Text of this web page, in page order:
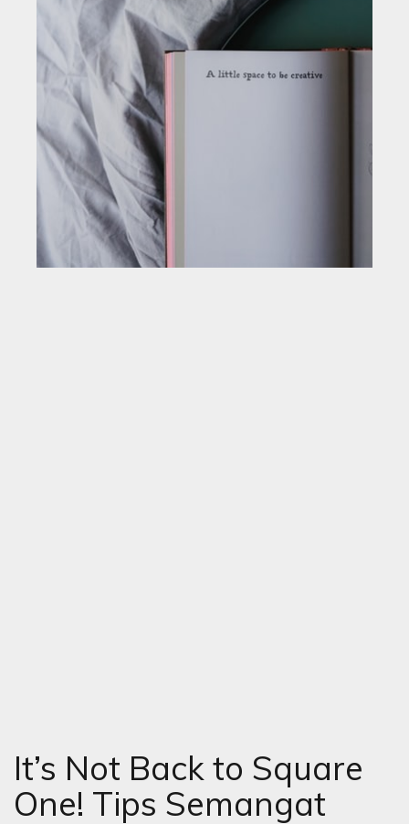
It’s Not Back to Square
One! Tips Semangat